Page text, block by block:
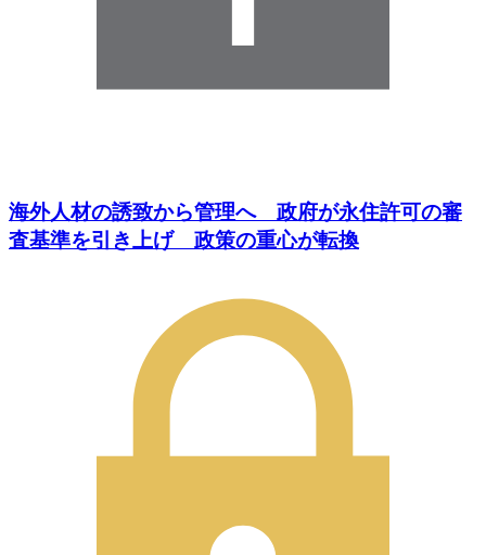
海外人材の誘致から管理へ 政府が永住許可の審
査基準を引き上げ 政策の重心が転換